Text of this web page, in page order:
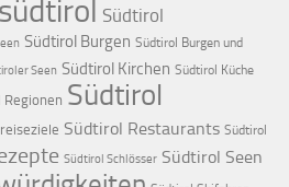
südtirol Südtirol
Südtirol Burgen Südtirol Burgen und
Seen Südtirol Kirchen Südtirol Küche
Südtirol
Südtirol Restaurants Südtirol
Südtirol Schlösser Südtirol Seen